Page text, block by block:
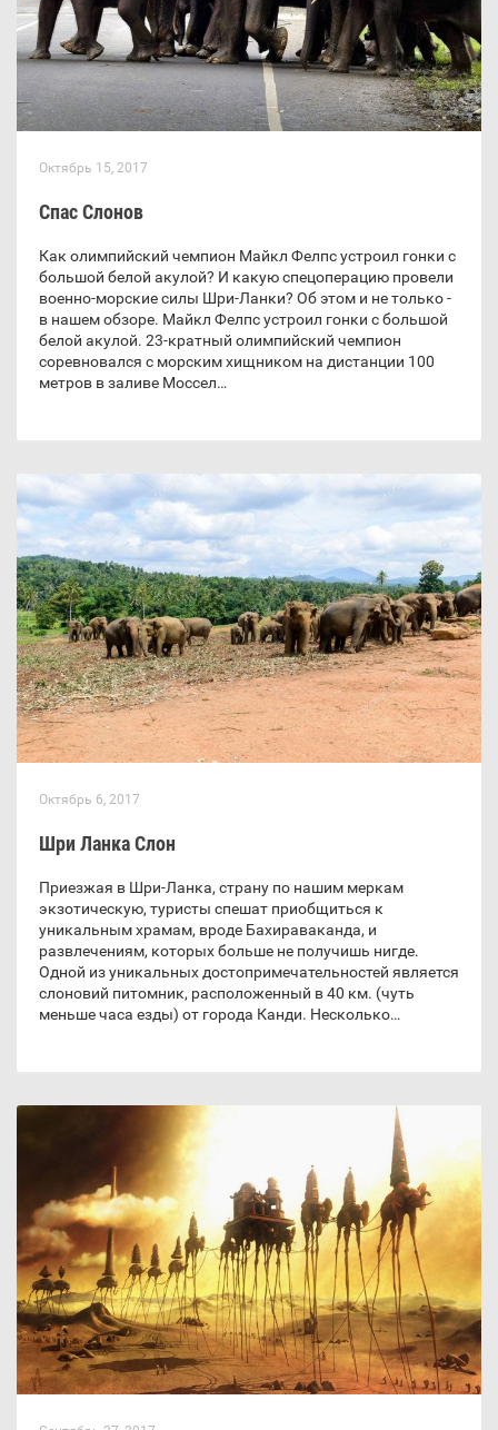
Октябрь 15, 2017
Спас Слонов
Как олимпийский чемпион Майкл Фелпс устроил гонки с
большой белой акулой? И какую спецоперацию провели
военно-морские силы Шри-Ланки? Об этом и не только -
в нашем обзоре. Майкл Фелпс устроил гонки с большой
белой акулой. 23-кратный олимпийский чемпион
соревновался с морским хищником на дистанции 100
метров в заливе Моссел…
Октябрь 6, 2017
Шри Ланка Слон
Приезжая в Шри-Ланка, страну по нашим меркам
экзотическую, туристы спешат приобщиться к
уникальным храмам, вроде Бахираваканда, и
развлечениям, которых больше не получишь нигде.
Одной из уникальных достопримечательностей является
слоновий питомник, расположенный в 40 км. (чуть
меньше часа езды) от города Канди. Несколько…